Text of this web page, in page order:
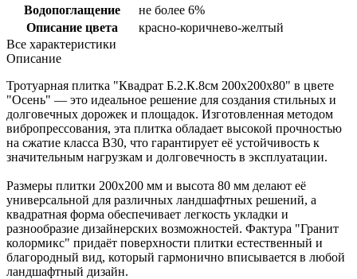
Водопоглащение
не более 6%
Описание цвета
красно-коричнево-желтый
Все характеристики
Описание
Тротуарная плитка "Квадрат Б.2.К.8см 200х200х80" в цвете
"Осень" — это идеальное решение для создания стильных и
долговечных дорожек и площадок. Изготовленная методом
вибропрессования, эта плитка обладает высокой прочностью
на сжатие класса B30, что гарантирует её устойчивость к
значительным нагрузкам и долговечность в эксплуатации.
Размеры плитки 200х200 мм и высота 80 мм делают её
универсальной для различных ландшафтных решений, а
квадратная форма обеспечивает легкость укладки и
разнообразие дизайнерских возможностей. Фактура "Гранит
колормикс" придаёт поверхности плитки естественный и
благородный вид, который гармонично вписывается в любой
ландшафтный дизайн.